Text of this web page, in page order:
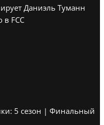
Даниэль Туманн
в FCC
5 сезон | Финальный